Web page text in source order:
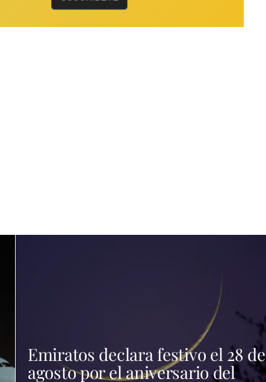
Emiratos declara festivo el 28 de
agosto por el aniversario del